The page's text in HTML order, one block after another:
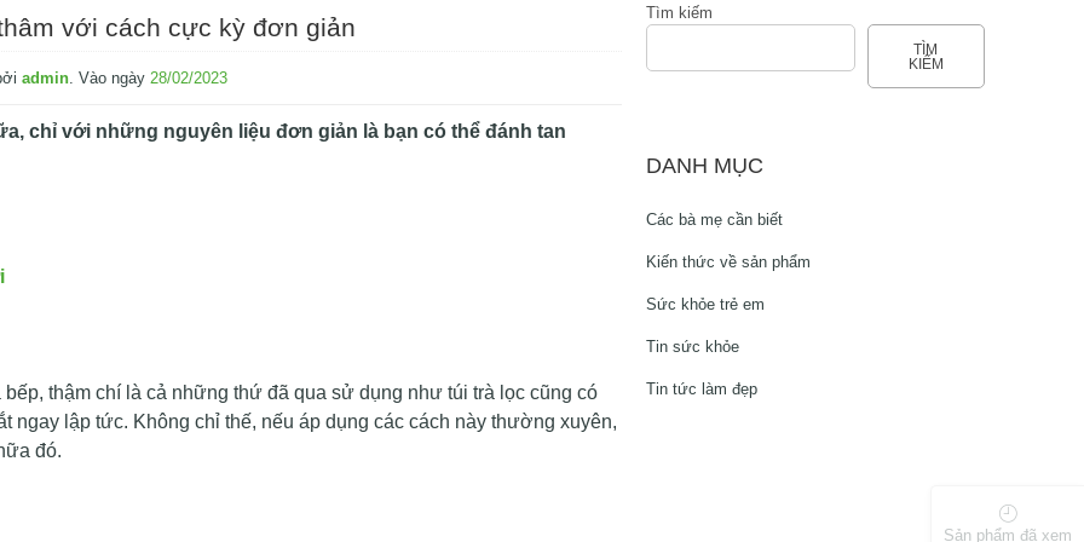
với cách cực kỳ đơn giản
admin. Vào ngày 28/02/2023
chỉ với những nguyên liệu đơn giản là bạn có thể đánh tan
thậm chí là cả những thứ đã qua sử dụng như túi trà lọc cũng có
ngay lập tức. Không chỉ thế, nếu áp dụng các cách này thường xuyên,
đó.
Tìm kiếm
TÌM
KIẾM
DANH MỤC
Các bà mẹ cần biết
Kiến thức về sản phẩm
Sức khỏe trẻ em
Tin sức khỏe
Tin tức làm đẹp
Sản phẩm đã xem